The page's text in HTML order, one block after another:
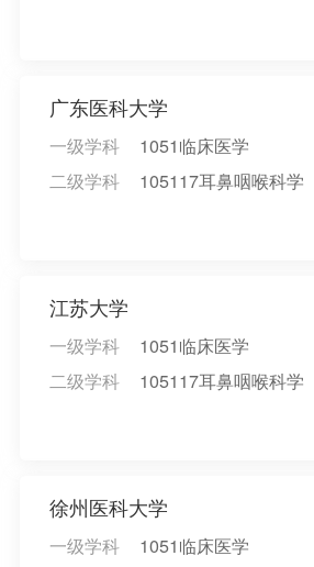
广东医科大学
一级学科
1051临床医学
二级学科
105117耳鼻咽喉科学
江苏大学
一级学科
1051临床医学
二级学科
105117耳鼻咽喉科学
徐州医科大学
一级学科 1051临床医学